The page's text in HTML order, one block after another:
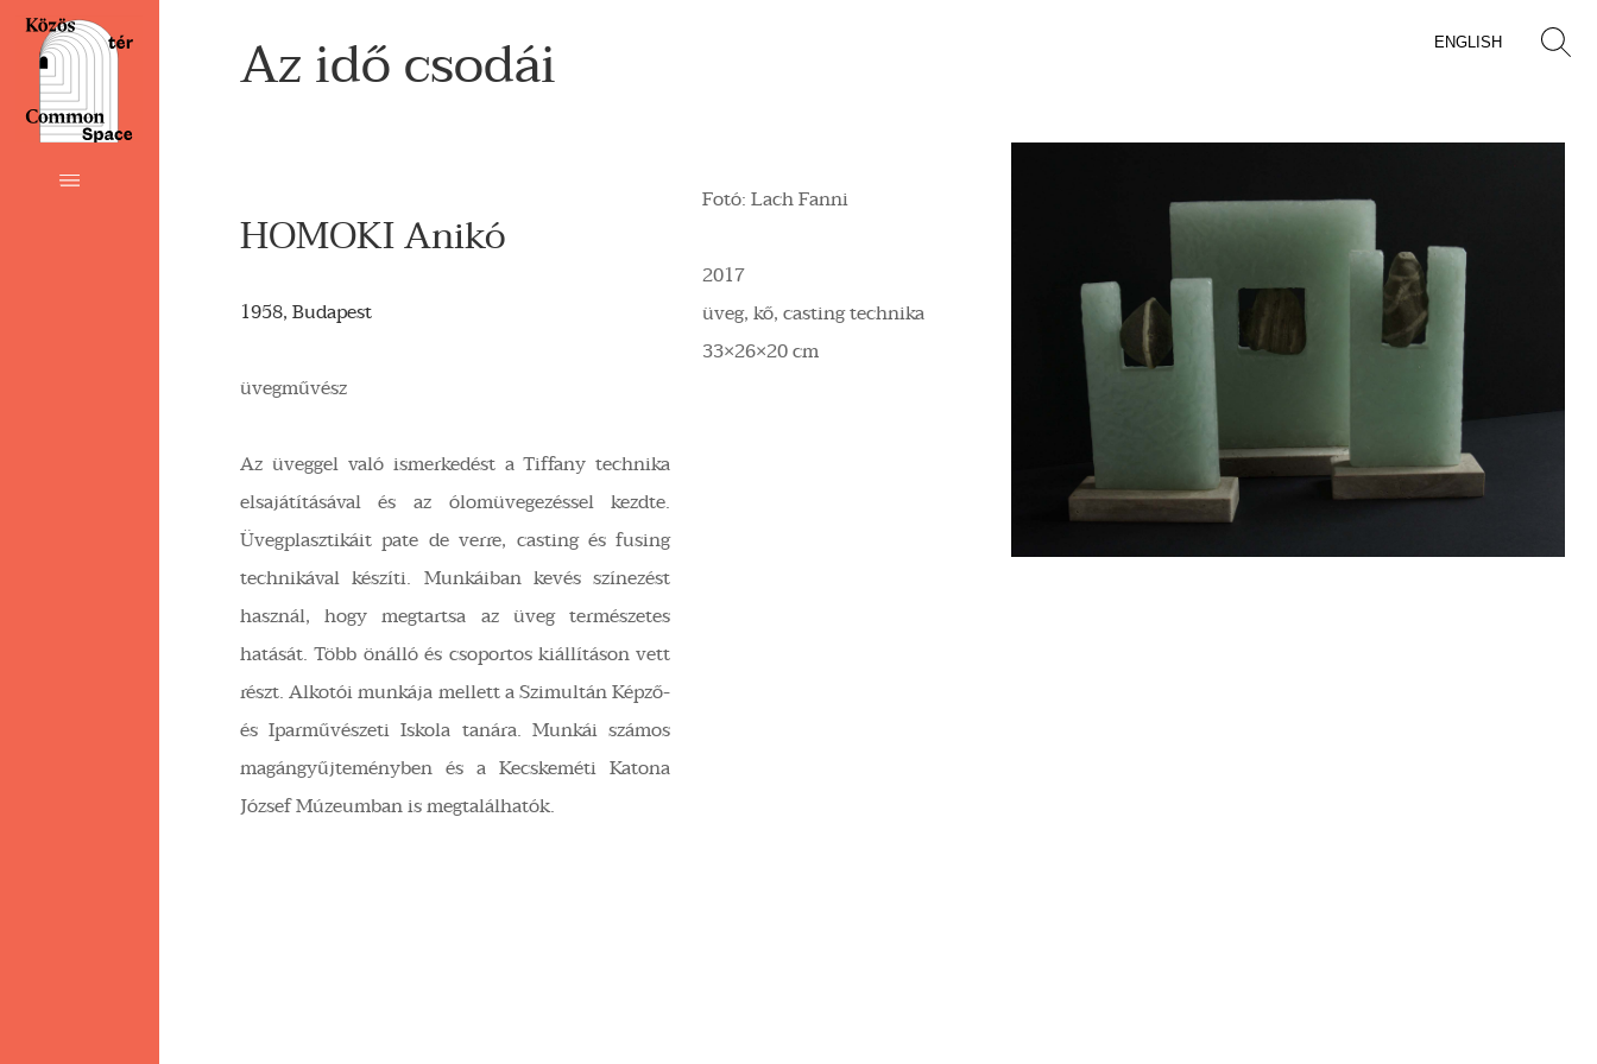
ENGLISH
Az idő csodái
HOMOKI Anikó
1958, Budapest
üvegművész
Az üveggel való ismerkedést a Tiffany technika
elsajátításával és az ólomüvegezéssel kezdte.
Üvegplasztikáit pate de verre, casting és fusing
technikával készíti. Munkáiban kevés színezést
használ, hogy megtartsa az üveg természetes
hatását. Több önálló és csoportos kiállításon vett
részt. Alkotói munkája mellett a Szimultán Képző-
és Iparművészeti Iskola tanára. Munkái számos
magángyűjteményben és a Kecskeméti Katona
József Múzeumban is megtalálhatók.
Fotó: Lach Fanni
2017
üveg, kő, casting technika
33×26×20 cm